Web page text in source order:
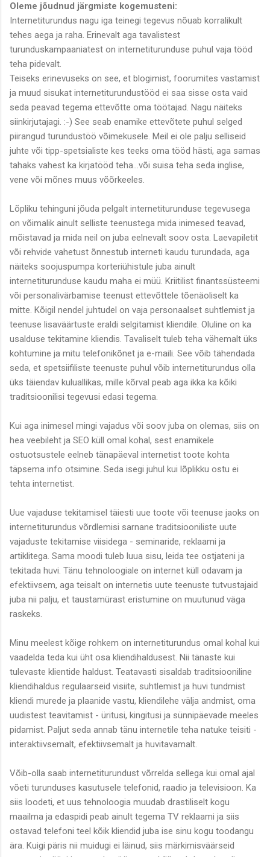
Oleme jõudnud järgmiste kogemusteni:
Internetiturundus nagu iga teinegi tegevus nõuab korralikult
tehes aega ja raha. Erinevalt aga tavalistest
turunduskampaaniatest on internetiturunduse puhul vaja tööd
teha pidevalt.
Teiseks erinevuseks on see, et blogimist, foorumites vastamist
ja muud sisukat internetiturundustööd ei saa sisse osta vaid
seda peavad tegema ettevõtte oma töötajad. Nagu näiteks
siinkirjutajagi. :-) See seab enamike ettevõtete puhul selged
piirangud turundustöö võimekusele. Meil ei ole palju selliseid
juhte või tipp-spetsialiste kes teeks oma tööd hästi, aga samas
tahaks vahest ka kirjatööd teha...või suisa teha seda inglise,
vene või mõnes muus võõrkeeles.
Lõpliku tehinguni jõuda pelgalt internetiturunduse tegevusega
on võimalik ainult selliste teenustega mida inimesed teavad,
mõistavad ja mida neil on juba eelnevalt soov osta. Laevapiletit
või rehvide vahetust õnnestub interneti kaudu turundada, aga
näiteks soojuspumpa korteriühistule juba ainult
internetiturunduse kaudu maha ei müü. Kriitilist finantssüsteemi
või personalivärbamise teenust ettevõttele tõenäoliselt ka
mitte. Kõigil nendel juhtudel on vaja personaalset suhtlemist ja
teenuse lisaväärtuste eraldi selgitamist kliendile. Oluline on ka
usalduse tekitamine kliendis. Tavaliselt tuleb teha vähemalt üks
kohtumine ja mitu telefonikõnet ja e-maili. See võib tähendada
seda, et spetsiifiliste teenuste puhul võib internetiturundus olla
üks täiendav kuluallikas, mille kõrval peab aga ikka ka kõiki
traditsioonilisi tegevusi edasi tegema.
Kui aga inimesel mingi vajadus või soov juba on olemas, siis on
hea veebileht ja SEO küll omal kohal, sest enamikele
ostuotsustele eelneb tänapäeval internetist toote kohta
täpsema info otsimine. Seda isegi juhul kui lõplikku ostu ei
tehta internetist.
Uue vajaduse tekitamisel täiesti uue toote või teenuse jaoks on
internetiturundus võrdlemisi sarnane traditsiooniliste uute
vajaduste tekitamise viisidega - seminaride, reklaami ja
artiklitega. Sama moodi tuleb luua sisu, leida tee ostjateni ja
tekitada huvi. Tänu tehnoloogiale on internet küll odavam ja
efektiivsem, aga teisalt on internetis uute teenuste tutvustajaid
juba nii palju, et taustamürast eristumine on muutunud väga
raskeks.
Minu meelest kõige rohkem on internetiturundus omal kohal kui
vaadelda teda kui üht osa kliendihaldusest. Nii tänaste kui
tulevaste klientide haldust. Teatavasti sisaldab traditsiooniline
kliendihaldus regulaarseid visiite, suhtlemist ja huvi tundmist
kliendi murede ja plaanide vastu, kliendilehe välja andmist, oma
uudistest teavitamist - üritusi, kingitusi ja sünnipäevade meeles
pidamist. Paljut seda annab tänu internetile teha natuke teisiti -
interaktiivsemalt, efektiivsemalt ja huvitavamalt.
Võib-olla saab internetiturundust võrrelda sellega kui omal ajal
võeti turunduses kasutusele telefonid, raadio ja televisioon. Ka
siis loodeti, et uus tehnoloogia muudab drastiliselt kogu
maailma ja edaspidi peab ainult tegema TV reklaami ja siis
ostavad telefoni teel kõik kliendid juba ise sinu kogu toodangu
ära. Kuigi päris nii muidugi ei läinud, siis märkimisväärseid